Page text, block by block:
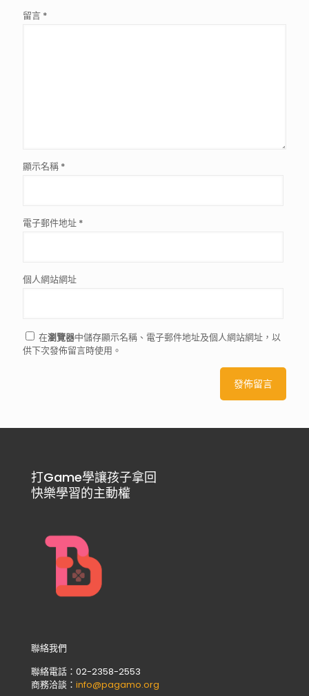
留言 *
顯示名稱 *
電子郵件地址 *
個人網站網址
在瀏覽器中儲存顯示名稱、電子郵件地址及個人網站網址，以
供下次發佈留言時使用。
打Game學讓孩子拿回
快樂學習的主動權
聯絡我們
聯絡電話：02-2358-2553
商務洽談： info@pagamo.org